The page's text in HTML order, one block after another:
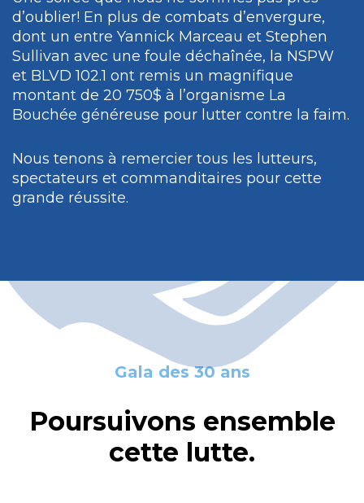
d’oublier! En plus de combats d’envergure,
dont un entre Yannick Marceau et Stephen
Sullivan avec une foule déchaînée, la NSPW
et BLVD 102.1 ont remis un magnifique
montant de 20 750$ à l’organisme La
Bouchée généreuse pour lutter contre la faim.
Nous tenons à remercier tous les lutteurs,
spectateurs et commanditaires pour cette
grande réussite.
Gala des 30 ans
Poursuivons ensemble
cette lutte.